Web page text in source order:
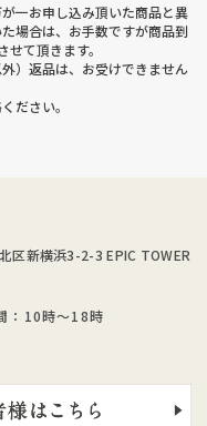
一お申し込み頂いた商品と異
場合は、お手数ですが商品到
て頂きます。
）返品は、お受けできません
ださい。
区新横浜3-2-3 EPIC TOWER
：10時～18時